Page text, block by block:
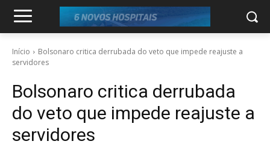
Início
Bolsonaro critica derrubada do veto que impede reajuste a
servidores
Bolsonaro critica derrubada
do veto que impede reajuste a
servidores